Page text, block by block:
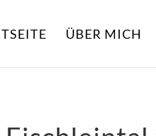
ÜBER MICH